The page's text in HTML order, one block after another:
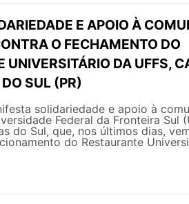
E APOIO À
O FECHAMENTO DO
UNIVERSITÁRIO DA UFFS,
SUL (PR)
solidariedade e apoio à
Federal da Fronteira Sul
do Sul, que, nos últimos dias,
do Restaurante